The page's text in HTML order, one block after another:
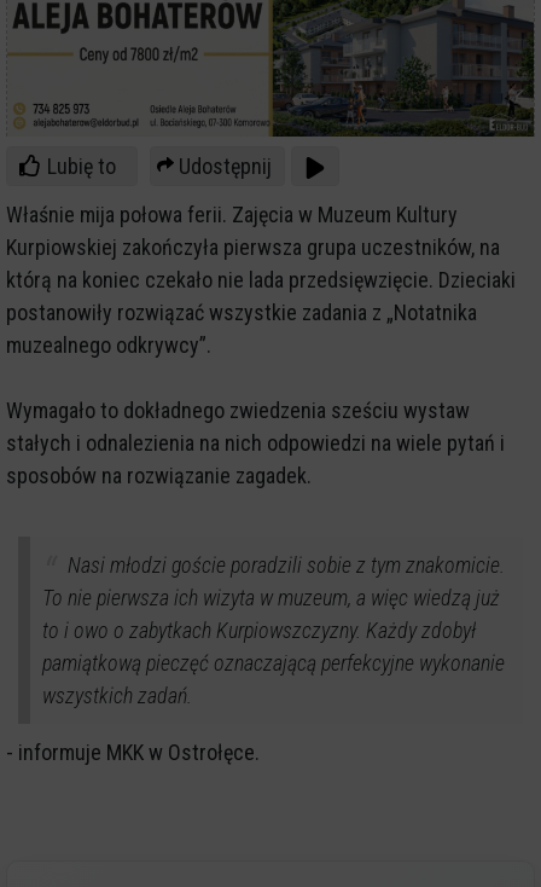
Lubię to
Udostępnij
Właśnie mija połowa ferii. Zajęcia w Muzeum Kultury
Kurpiowskiej zakończyła pierwsza grupa uczestników, na
którą na koniec czekało nie lada przedsięwzięcie. Dzieciaki
postanowiły rozwiązać wszystkie zadania z „Notatnika
muzealnego odkrywcy”.
Wymagało to dokładnego zwiedzenia sześciu wystaw
stałych i odnalezienia na nich odpowiedzi na wiele pytań i
sposobów na rozwiązanie zagadek.
Nasi młodzi goście poradzili sobie z tym znakomicie.
To nie pierwsza ich wizyta w muzeum, a więc wiedzą już
to i owo o zabytkach Kurpiowszczyzny. Każdy zdobył
pamiątkową pieczęć oznaczającą perfekcyjne wykonanie
wszystkich zadań.
- informuje MKK w Ostrołęce.